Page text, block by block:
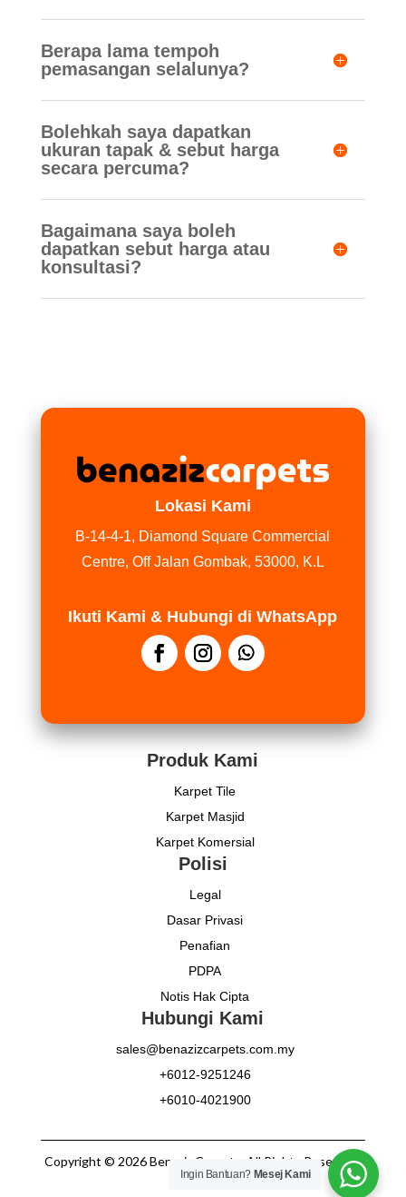
Berapa lama tempoh
pemasangan selalunya?
Bolehkah saya dapatkan
ukuran tapak & sebut harga
secara percuma?
Bagaimana saya boleh
dapatkan sebut harga atau
konsultasi?
Lokasi Kami
B-14-4-1, Diamond Square Commercial
Centre, Off Jalan Gombak, 53000, K.L
Ikuti Kami & Hubungi di WhatsApp
Produk Kami
Karpet Tile
Karpet Masjid
Karpet Komersial
Polisi
Legal
Dasar Privasi
Penafian
PDPA
Notis Hak Cipta
Hubungi Kami
sales@benazizcarpets.com.my
+6012-9251246
+6010-4021900
Copyright © 2026 Benaziz Carpets. All Rights Reserved.
Ingin Bantuan? Mesej Kami